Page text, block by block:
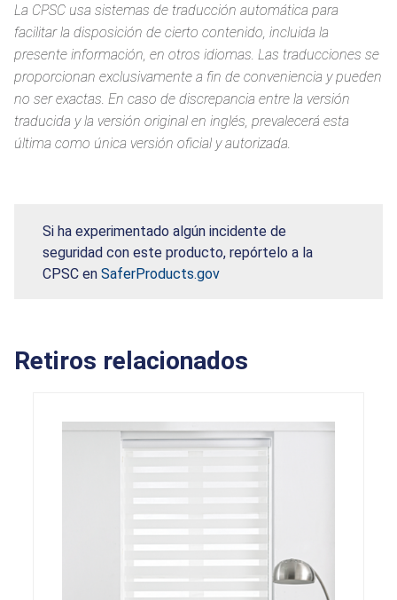
La CPSC usa sistemas de traducción automática para
facilitar la disposición de cierto contenido, incluida la
presente información, en otros idiomas. Las traducciones se
proporcionan exclusivamente a fin de conveniencia y pueden
no ser exactas. En caso de discrepancia entre la versión
traducida y la versión original en inglés, prevalecerá esta
última como única versión oficial y autorizada.
Si ha experimentado algún incidente de
seguridad con este producto, repórtelo a la
CPSC en SaferProducts.gov
Retiros relacionados